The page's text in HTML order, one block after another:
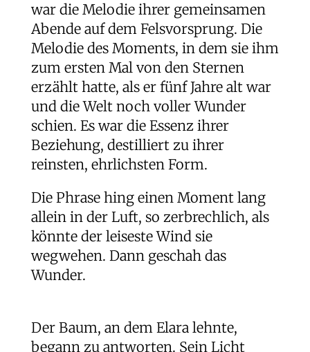
war die Melodie ihrer gemeinsamen
Abende auf dem Felsvorsprung. Die
Melodie des Moments, in dem sie ihm
zum ersten Mal von den Sternen
erzählt hatte, als er fünf Jahre alt war
und die Welt noch voller Wunder
schien. Es war die Essenz ihrer
Beziehung, destilliert zu ihrer
reinsten, ehrlichsten Form.
Die Phrase hing einen Moment lang
allein in der Luft, so zerbrechlich, als
könnte der leiseste Wind sie
wegwehen. Dann geschah das
Wunder.
Der Baum, an dem Elara lehnte,
begann zu antworten. Sein Licht